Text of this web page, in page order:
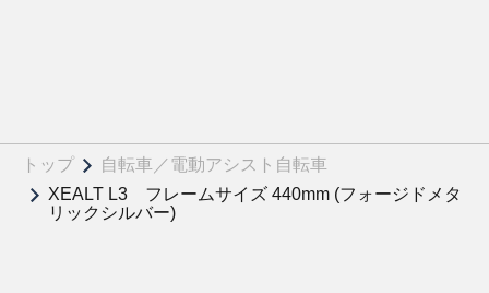
トップ
自転車／電動アシスト自転車
XEALT L3 フレームサイズ 440mm (フォージドメタ
リックシルバー)